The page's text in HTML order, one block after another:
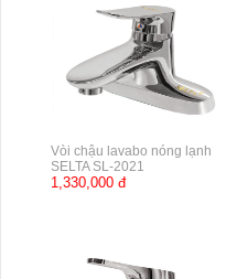
Vòi chậu lavabo nóng lạnh
SELTA SL-2021
1,330,000 đ